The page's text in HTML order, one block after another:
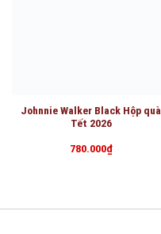
Johnnie Walker Black Hộp quà
Tết 2026
780.000₫